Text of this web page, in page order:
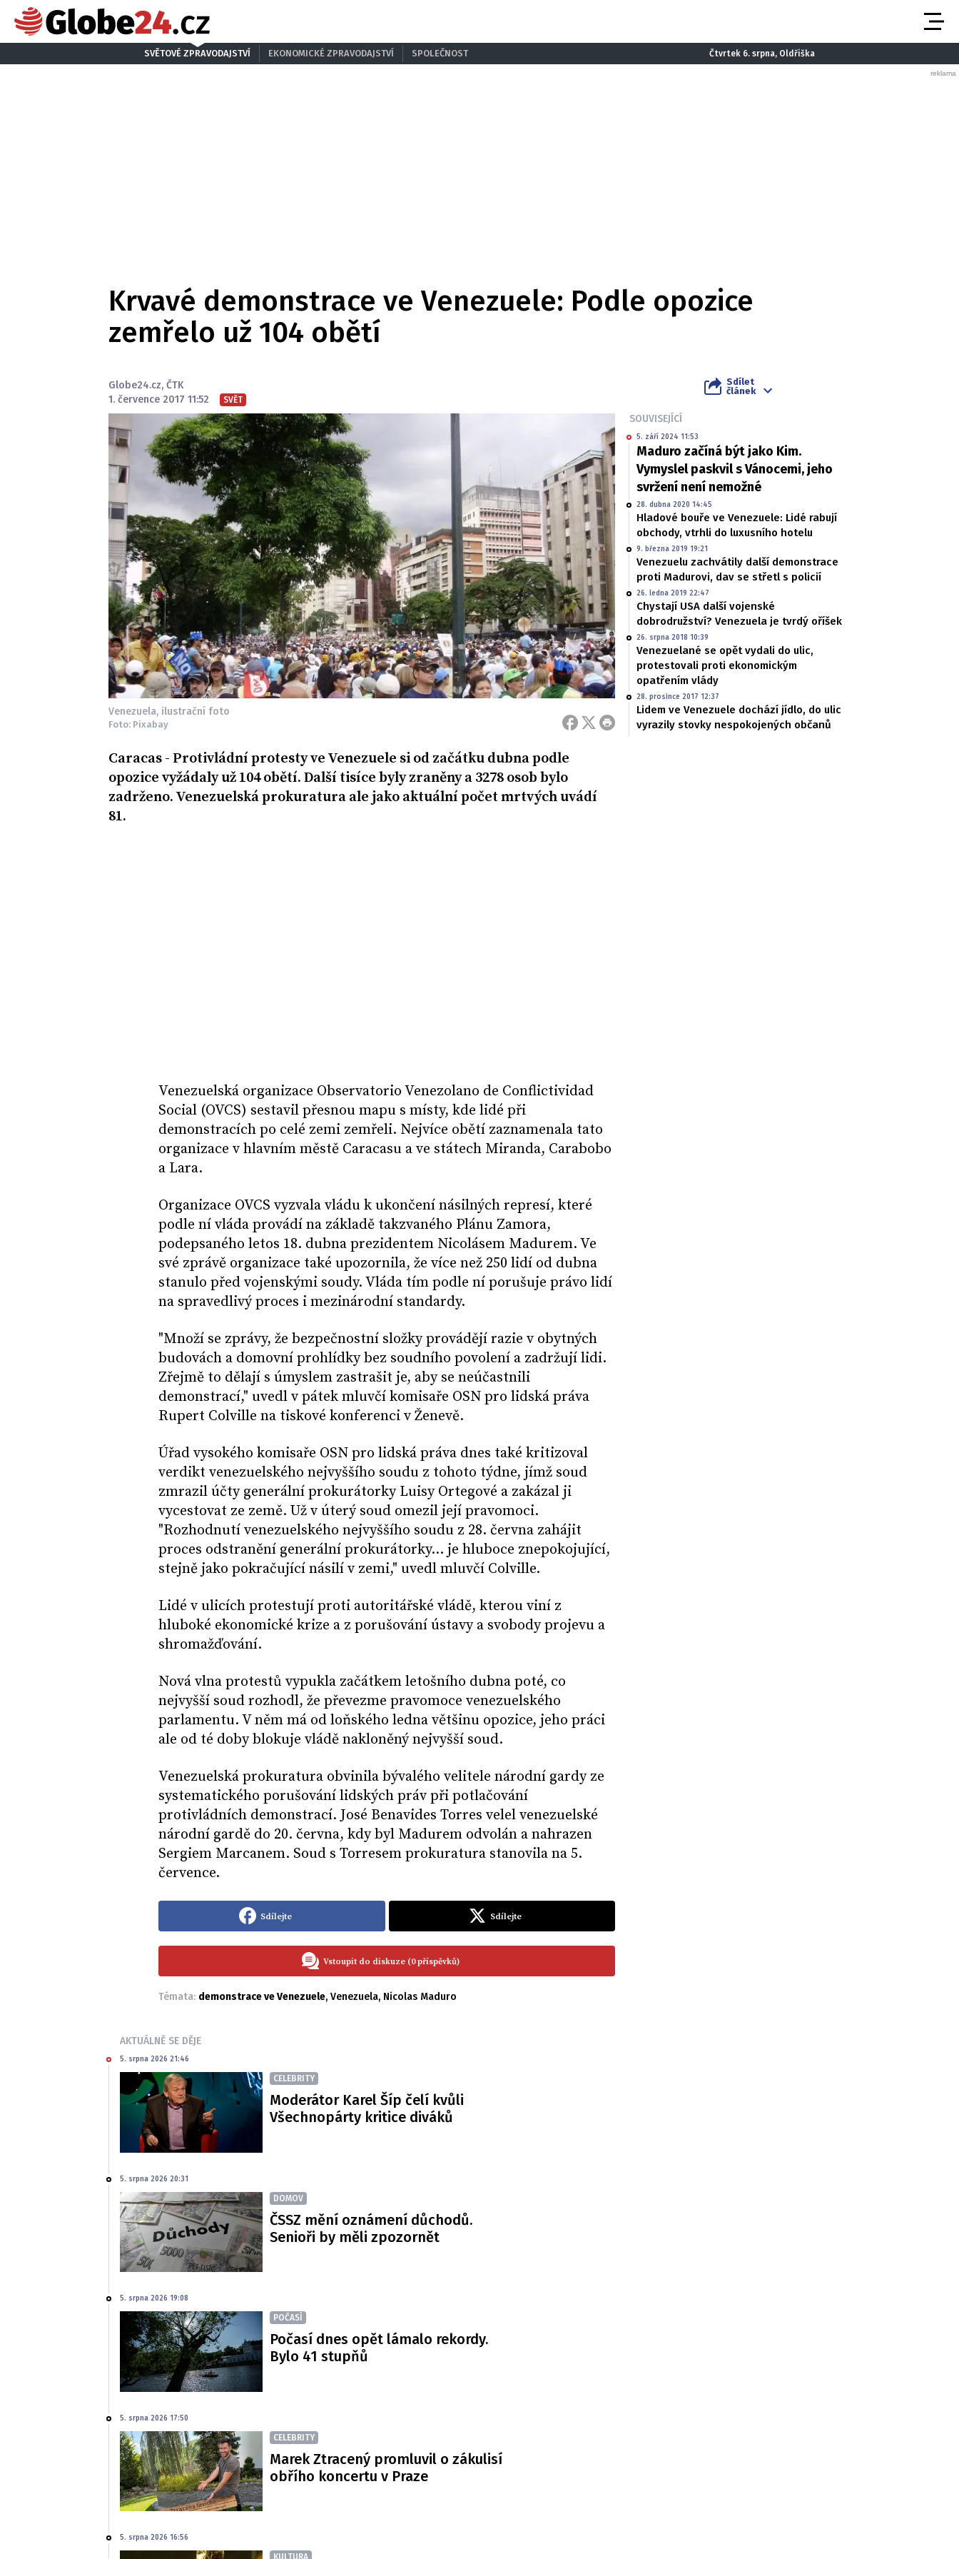
SVĚTOVÉ ZPRAVODAJSTVÍ EKONOMICKÉ ZPRAVODAJSTVÍ SPOLEČNOST Čtvrtek 6. srpna, Oldřiška
Krvavé demonstrace ve Venezuele: Podle opozice
zemřelo už 104 obětí
Globe24.cz, ČTK
1. července 2017 11:52
SVĚT
Sdílet
článek
Venezuela, ilustrační foto
Foto: Pixabay
Caracas - Protivládní protesty ve Venezuele si od začátku dubna podle
opozice vyžádaly už 104 obětí. Další tisíce byly zraněny a 3278 osob bylo
zadrženo. Venezuelská prokuratura ale jako aktuální počet mrtvých uvádí
81.
Venezuelská organizace Observatorio Venezolano de Conflictividad
Social (OVCS) sestavil přesnou mapu s místy, kde lidé při
demonstracích po celé zemi zemřeli. Nejvíce obětí zaznamenala tato
organizace v hlavním městě Caracasu a ve státech Miranda, Carabobo
a Lara.
Organizace OVCS vyzvala vládu k ukončení násilných represí, které
podle ní vláda provádí na základě takzvaného Plánu Zamora,
podepsaného letos 18. dubna prezidentem Nicolásem Madurem. Ve
své zprávě organizace také upozornila, že více než 250 lidí od dubna
stanulo před vojenskými soudy. Vláda tím podle ní porušuje právo lidí
na spravedlivý proces i mezinárodní standardy.
"Množí se zprávy, že bezpečnostní složky provádějí razie v obytných
budovách a domovní prohlídky bez soudního povolení a zadržují lidi.
Zřejmě to dělají s úmyslem zastrašit je, aby se neúčastnili
demonstrací," uvedl v pátek mluvčí komisaře OSN pro lidská práva
Rupert Colville na tiskové konferenci v Ženevě.
Úřad vysokého komisaře OSN pro lidská práva dnes také kritizoval
verdikt venezuelského nejvyššího soudu z tohoto týdne, jímž soud
zmrazil účty generální prokurátorky Luisy Ortegové a zakázal ji
vycestovat ze země. Už v úterý soud omezil její pravomoci.
"Rozhodnutí venezuelského nejvyššího soudu z 28. června zahájit
proces odstranění generální prokurátorky... je hluboce znepokojující,
stejně jako pokračující násilí v zemi," uvedl mluvčí Colville.
Lidé v ulicích protestují proti autoritářské vládě, kterou viní z
hluboké ekonomické krize a z porušování ústavy a svobody projevu a
shromažďování.
Nová vlna protestů vypukla začátkem letošního dubna poté, co
nejvyšší soud rozhodl, že převezme pravomoce venezuelského
parlamentu. V něm má od loňského ledna většinu opozice, jeho práci
ale od té doby blokuje vládě nakloněný nejvyšší soud.
Venezuelská prokuratura obvinila bývalého velitele národní gardy ze
systematického porušování lidských práv při potlačování
protivládních demonstrací. José Benavides Torres velel venezuelské
národní gardě do 20. června, kdy byl Madurem odvolán a nahrazen
Sergiem Marcanem. Soud s Torresem prokuratura stanovila na 5.
července.
Sdílejte Sdílejte
Vstoupit do diskuze (0 příspěvků)
Témata: demonstrace ve Venezuele, Venezuela, Nicolas Maduro
SOUVISEJÍCÍ
5. září 2024 11:53
Maduro začíná být jako Kim.
Vymyslel paskvil s Vánocemi, jeho
svržení není nemožné
28. dubna 2020 14:45
Hladové bouře ve Venezuele: Lidé rabují
obchody, vtrhli do luxusního hotelu
9. března 2019 19:21
Venezuelu zachvátily další demonstrace
proti Madurovi, dav se střetl s policií
26. ledna 2019 22:47
Chystají USA další vojenské
dobrodružství? Venezuela je tvrdý oříšek
26. srpna 2018 10:39
Venezuelané se opět vydali do ulic,
protestovali proti ekonomickým
opatřením vlády
28. prosince 2017 12:37
Lidem ve Venezuele dochází jídlo, do ulic
vyrazily stovky nespokojených občanů
AKTUÁLNĚ SE DĚJE
5. srpna 2026 21:46
CELEBRITY
Moderátor Karel Šíp čelí kvůli
Všechnopárty kritice diváků
5. srpna 2026 20:31
DOMOV
ČSSZ mění oznámení důchodů.
Senioři by měli zpozornět
5. srpna 2026 19:08
POČASÍ
Počasí dnes opět lámalo rekordy.
Bylo 41 stupňů
5. srpna 2026 17:50
CELEBRITY
Marek Ztracený promluvil o zákulisí
obřího koncertu v Praze
5. srpna 2026 16:56